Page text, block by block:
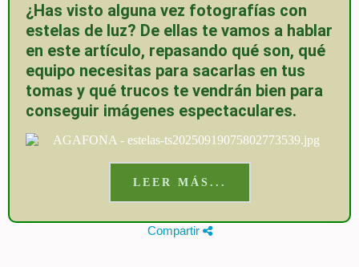
¿Has visto alguna vez fotografías con
estelas de luz? De ellas te vamos a hablar
en este artículo, repasando qué son, qué
equipo necesitas para sacarlas en tus
tomas y qué trucos te vendrán bien para
conseguir imágenes espectaculares.
LEER MÁS...
Compartir